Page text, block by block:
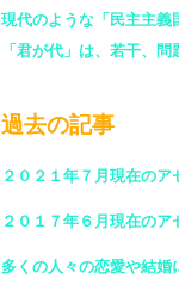
現代のような「民主主義
「君が代」は、若干、
過去の記事
２０２１年７月現在の
２０１７年６月現在の
多くの人々の恋愛や結